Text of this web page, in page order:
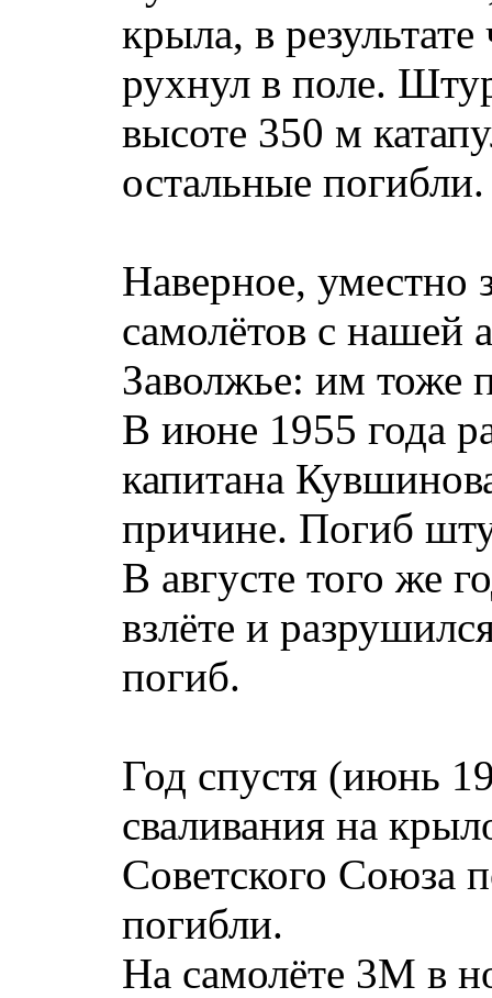
крыла, в
рухнул в поле.
высоте 350 м
остальные погибли.
Наверное, уместно
самолётов с нашей
Заволжье: им тоже
В июне 1955 года
капитана
причине. Погиб
В августе того же
взлёте и
погиб.
Год спустя (июнь
сваливания на
Советского Союза
погибли.
На самолёте 3М в